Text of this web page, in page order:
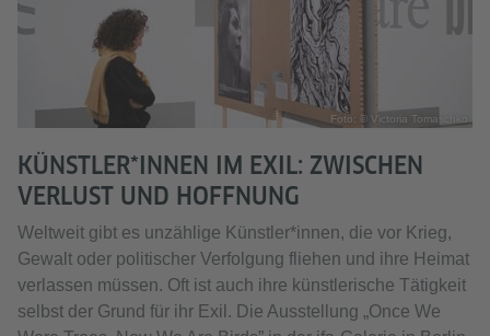
Foto: © Victoria Tomaschko
KÜNSTLER*INNEN IM EXIL: ZWISCHEN
VERLUST UND HOFFNUNG
Weltweit gibt es unzählige Künstler*innen, die vor Krieg,
Gewalt oder politischer Verfolgung fliehen und ihre Heimat
verlassen müssen. Oft ist auch ihre künstlerische Tätigkeit
selbst der Grund für ihr Exil. Die Ausstellung „Once We